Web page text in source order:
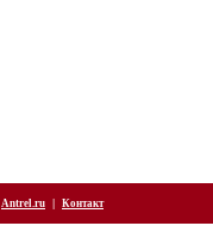
Antrel.ru | Контакт